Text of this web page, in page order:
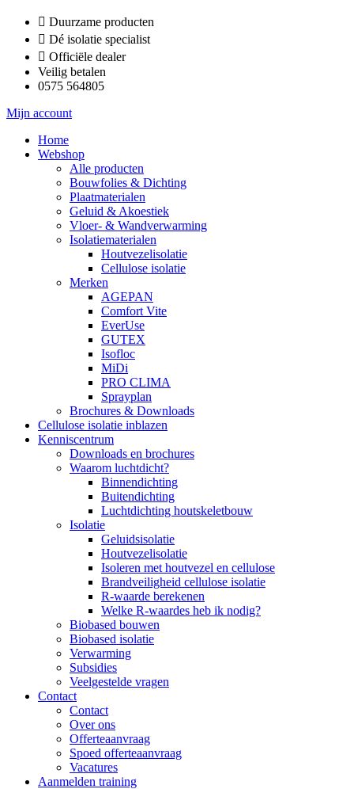
inhoud
Duurzame producten
Dé isolatie specialist
Officiële dealer
Veilig betalen
0575 564805
Mijn account
Home
Webshop
Alle producten
Bouwfolies & Dichting
Plaatmaterialen
Geluid & Akoestiek
Vloer- & Wandverwarming
Isolatiematerialen
Houtvezelisolatie
Cellulose isolatie
Merken
AGEPAN
Comfort Vite
EverUse
GUTEX
Isofloc
MiDi
PRO CLIMA
Sprayplan
Brochures & Downloads
Cellulose isolatie inblazen
Kenniscentrum
Downloads en brochures
Waarom luchtdicht?
Binnendichting
Buitendichting
Luchtdichting houtskeletbouw
Isolatie
Geluidsisolatie
Houtvezelisolatie
Isoleren met houtvezel en cellulose
Brandveiligheid cellulose isolatie
R-waarde berekenen
Welke R-waardes heb ik nodig?
Biobased bouwen
Biobased isolatie
Verwarming
Subsidies
Veelgestelde vragen
Contact
Contact
Over ons
Offerteaanvraag
Spoed offerteaanvraag
Vacatures
Aanmelden training